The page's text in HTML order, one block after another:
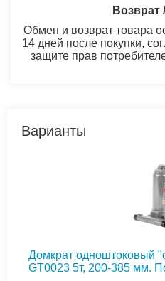
Возврат
Обмен и возврат товара
14 дней после покупки,
защите прав
Варианты
Домкрат одноштоковый
GT0023 5т, 200-385 мм.